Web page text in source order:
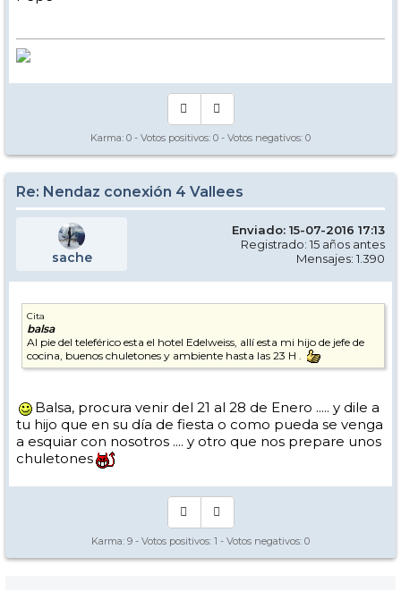
Karma: 0 - Votos positivos: 0 - Votos negativos: 0
Re: Nendaz conexión 4 Vallees
sache
Enviado: 15-07-2016 17:13
Registrado: 15 años antes
Mensajes: 1.390
Cita
balsa
Al pie del teleférico esta el hotel Edelweiss, allí esta mi hijo de jefe de
cocina, buenos chuletones y ambiente hasta las 23 H .
Balsa, procura venir del 21 al 28 de Enero ..... y dile a
tu hijo que en su día de fiesta o como pueda se venga
a esquiar con nosotros .... y otro que nos prepare unos
chuletones
Karma: 9 - Votos positivos: 1 - Votos negativos: 0